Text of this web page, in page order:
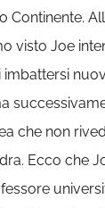
Continente.
visto Joe
imbattersi
che non
Ecco che